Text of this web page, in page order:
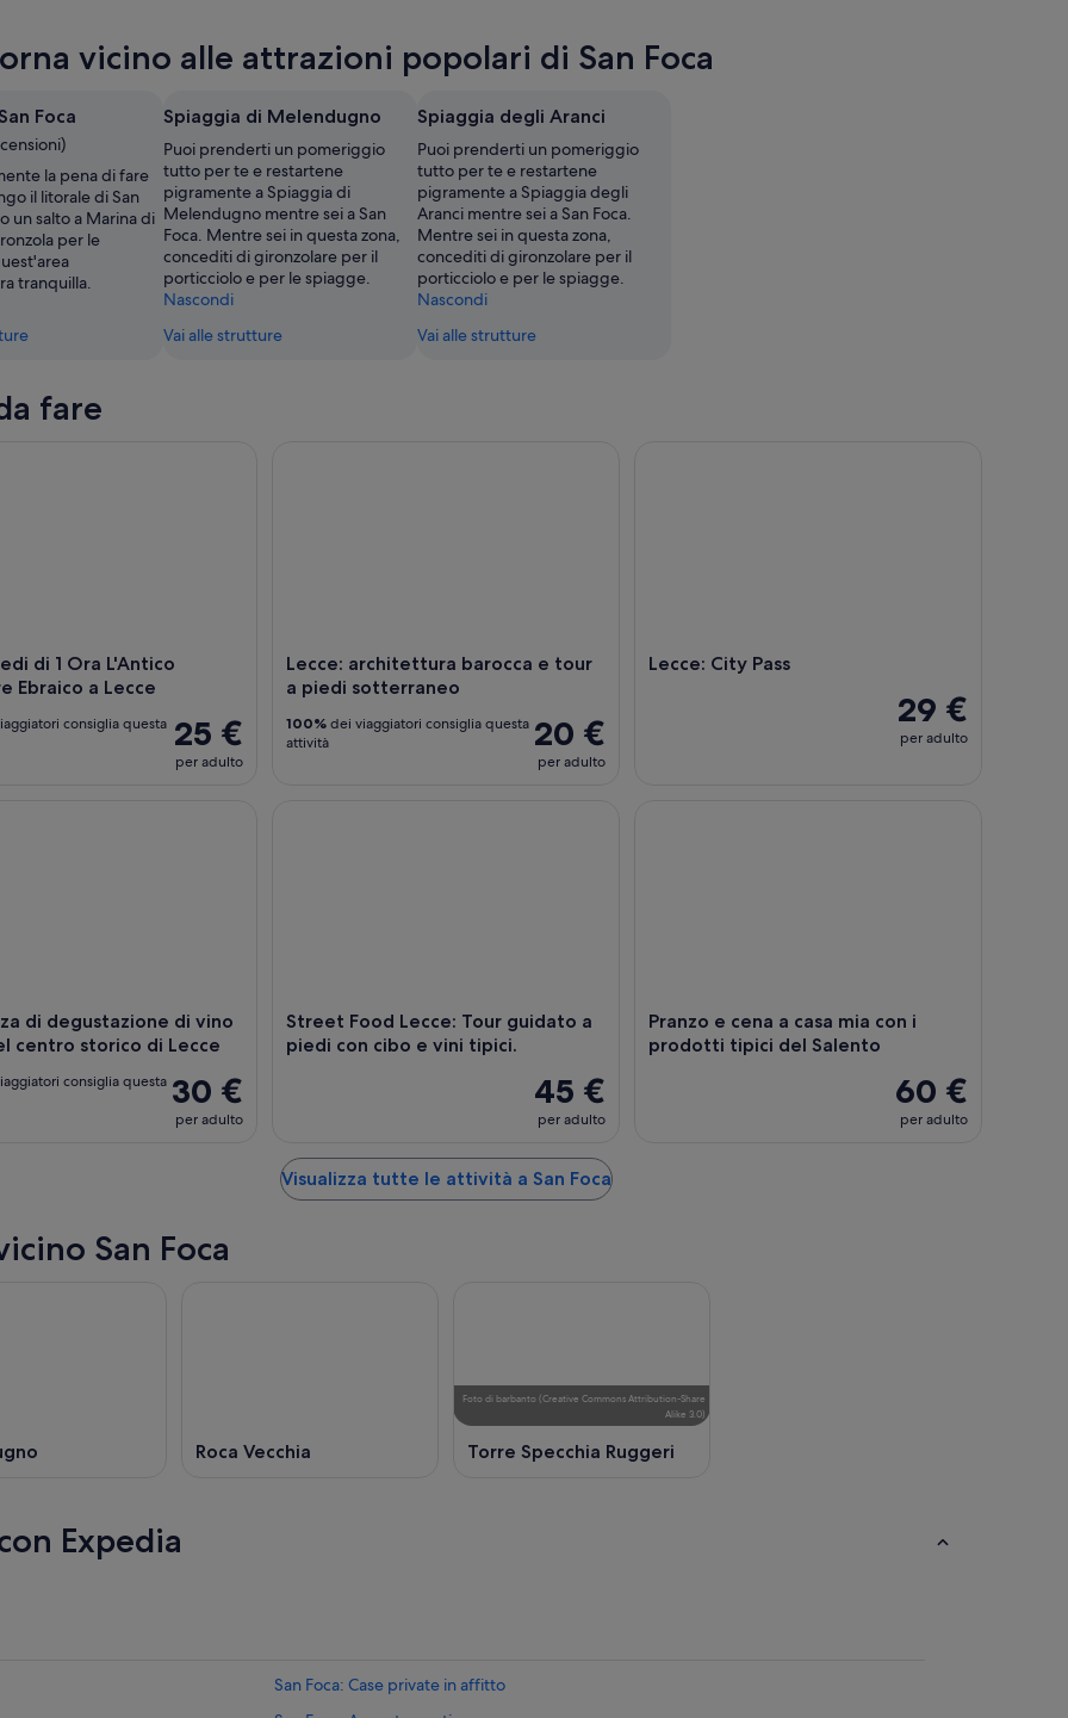
vicino alle attrazioni popolari di San Foca
Foca
la pena di fare
il litorale di San
un salto a Marina di
per le
tranquilla.
Spiaggia di Melendugno
Puoi prenderti un pomeriggio
tutto per te e restartene
pigramente a Spiaggia di
Melendugno mentre sei a San
Foca. Mentre sei in questa zona,
concediti di gironzolare per il
porticciolo e per le spiagge.
Nascondi
Vai alle strutture
Spiaggia degli Aranci
Puoi prenderti un pomeriggio
tutto per te e restartene
pigramente a Spiaggia degli
Aranci mentre sei a San Foca.
Mentre sei in questa zona,
concediti di gironzolare per il
porticciolo e per le spiagge.
Nascondi
Vai alle strutture
fare
di 1 Ora L'Antico
Ebraico a Lecce
25 €
per adulto
consiglia questa
Lecce: architettura barocca e tour
a piedi sotterraneo
20 €
per adulto
100% dei viaggiatori consiglia questa
attività
Lecce: City Pass
29 €
per adulto
di degustazione di vino
centro storico di Lecce
30 €
per adulto
consiglia questa
Street Food Lecce: Tour guidato a
piedi con cibo e vini tipici.
45 €
per adulto
Pranzo e cena a casa mia con i
prodotti tipici del Salento
60 €
per adulto
Visualizza tutte le attività a San Foca
San Foca
Roca Vecchia
Foto di barbanto (Creative Commons Attribution-Share
Alike 3.0)
Torre Specchia Ruggeri
Expedia
San Foca: Case private in affitto